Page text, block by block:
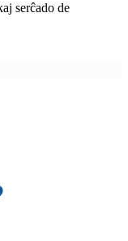
serĉado de